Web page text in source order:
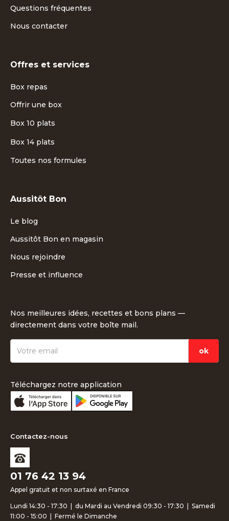
Questions fréquentes
Nous contacter
Offres et services
Box repas
Offrir une box
Box 10 plats
Box 14 plats
Toutes nos formules
Aussitôt Bon
Le blog
Aussitôt Bon en magasin
Nous rejoindre
Presse et influence
Nos meilleures idées, recettes et bons plans —
directement dans votre boîte mail.
Téléchargez notre application
Contactez-nous
01 76 42 13 94
Appel gratuit et non surtaxé en France
Lundi 14:30 - 17:30 | du Mardi au Vendredi 09:30 - 17:30 | Samedi
11:00 - 15:00 | Fermé le Dimanche